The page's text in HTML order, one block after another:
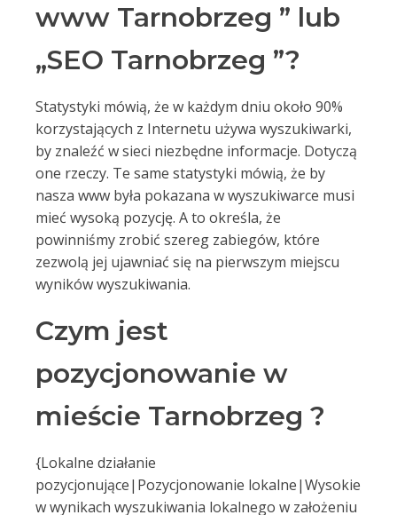
www Tarnobrzeg ” lub
„SEO Tarnobrzeg ”?
Statystyki mówią, że w każdym dniu około 90%
korzystających z Internetu używa wyszukiwarki,
by znaleźć w sieci niezbędne informacje. Dotyczą
one rzeczy. Te same statystyki mówią, że by
nasza www była pokazana w wyszukiwarce musi
mieć wysoką pozycję. A to określa, że
powinniśmy zrobić szereg zabiegów, które
zezwolą jej ujawniać się na pierwszym miejscu
wyników wyszukiwania.
Czym jest
pozycjonowanie w
mieście Tarnobrzeg ?
{Lokalne działanie
pozycjonujące|Pozycjonowanie lokalne|Wysokie
w wynikach wyszukiwania lokalnego w założeniu